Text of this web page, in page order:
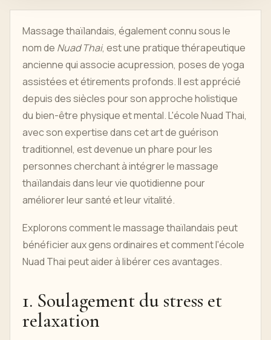
Massage thaïlandais, également connu sous le
nom de Nuad Thai, est une pratique thérapeutique
ancienne qui associe acupression, poses de yoga
assistées et étirements profonds. Il est apprécié
depuis des siècles pour son approche holistique
du bien-être physique et mental. L'école Nuad Thai,
avec son expertise dans cet art de guérison
traditionnel, est devenue un phare pour les
personnes cherchant à intégrer le massage
thaïlandais dans leur vie quotidienne pour
améliorer leur santé et leur vitalité.
Explorons comment le massage thaïlandais peut
bénéficier aux gens ordinaires et comment l'école
Nuad Thai peut aider à libérer ces avantages.
1. Soulagement du stress et
relaxation